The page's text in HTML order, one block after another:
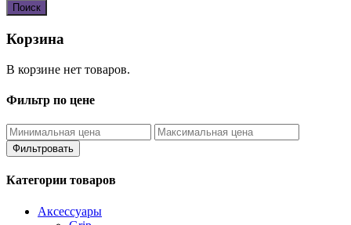
Поиск
Корзина
В корзине нет товаров.
Фильтр по цене
Фильтровать
Категории товаров
Аксессуары